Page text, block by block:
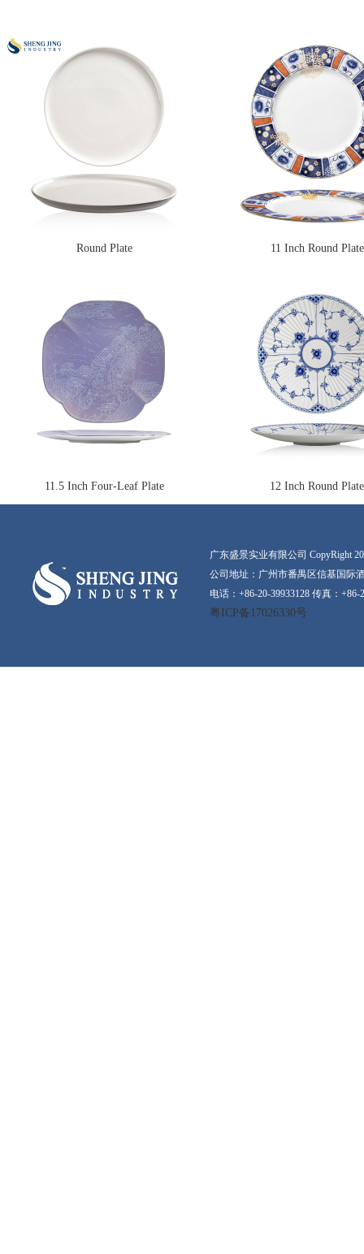
Round Plate 11 Inch Round Plate
11.5 Inch Four-Leaf Plate 12 Inch Round Plate
广东盛景实业有限公司 CopyRight
公司地址：广州市番禺区信基国际
电话：+86-20-39933128 传真：
粤ICP备17026330号